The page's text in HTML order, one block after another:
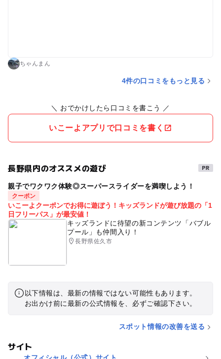
ちゃんまん
4件の口コミをもっと見る
＼ おでかけしたら口コミを書こう ／
いこーよアプリで口コミを書く
長野県内のオススメの遊び
親子でワクワク体験◎スーパースライダーを満喫しよう！
クーポン
いこーよクーポンでお得に遊ぼう！キッズランドが遊び放題の「1
日フリーパス」が最安値！
キッズランドに待望の新コンテンツ「バブル
プール」も仲間入り！
長野県佐久市
以下情報は、最新の情報ではない可能性もあります。
お出かけ前に最新の公式情報を、必ずご確認下さい。
スポット情報の改善を送る
サイト